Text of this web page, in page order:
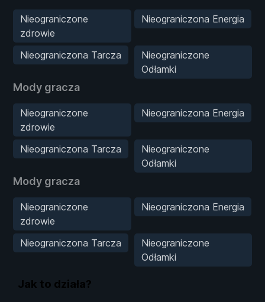
Nieograniczone
zdrowie
Nieograniczona Energia
Nieograniczona Tarcza
Nieograniczone
Odłamki
Mody gracza
Nieograniczone
zdrowie
Nieograniczona Energia
Nieograniczona Tarcza
Nieograniczone
Odłamki
Mody gracza
Nieograniczone
zdrowie
Nieograniczona Energia
Nieograniczona Tarcza
Nieograniczone
Odłamki
Jak to działa?